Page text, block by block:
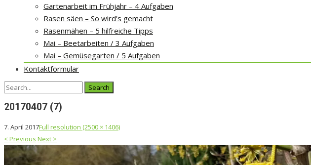
Gartenarbeit im Frühjahr – 4 Aufgaben
Rasen säen – So wird’s gemacht
Rasenmähen – 5 hilfreiche Tipps
Mai – Beetarbeiten / 3 Aufgaben
Mai – Gemüsegarten / 5 Aufgaben
Kontaktformular
Search
20170407 (7)
7. April 2017Full resolution (2500 × 1406)
< Previous Next >